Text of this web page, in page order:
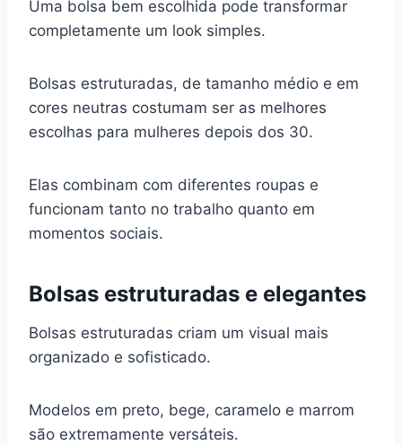
Uma bolsa bem escolhida pode transformar
completamente um look simples.
Bolsas estruturadas, de tamanho médio e em
cores neutras costumam ser as melhores
escolhas para mulheres depois dos 30.
Elas combinam com diferentes roupas e
funcionam tanto no trabalho quanto em
momentos sociais.
Bolsas estruturadas e elegantes
Bolsas estruturadas criam um visual mais
organizado e sofisticado.
Modelos em preto, bege, caramelo e marrom
são extremamente versáteis.